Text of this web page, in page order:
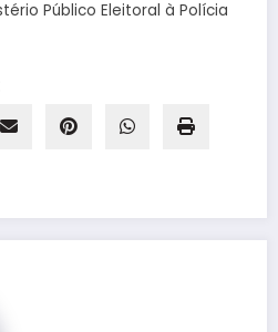
Público Eleitoral à Polícia